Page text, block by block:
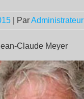
| ParAdministrateur
Claude Meyer